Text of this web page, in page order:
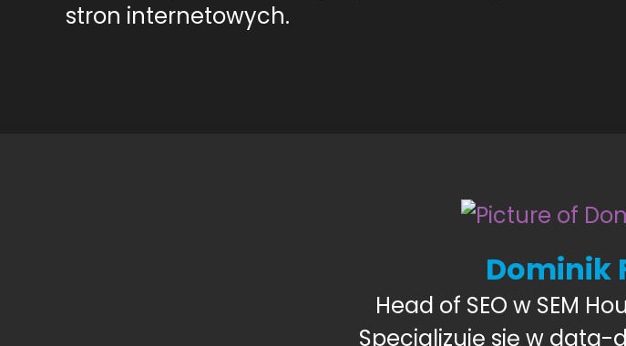
stron internetowych.
Dominik
Head of SEO w SEM
Specjalizuję się w data-